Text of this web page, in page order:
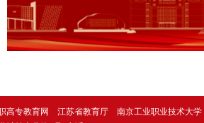
高专教育网 江苏省教育厅
南京工业职业技术大学